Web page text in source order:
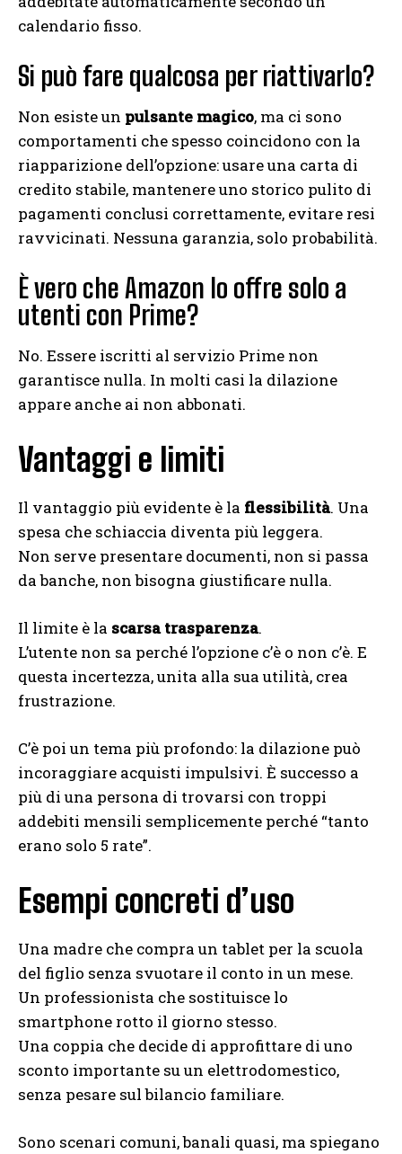
calendario fisso.
Si può fare qualcosa per riattivarlo?
Non esiste un pulsante magico, ma ci sono
comportamenti che spesso coincidono con la
riapparizione dell’opzione: usare una carta di
credito stabile, mantenere uno storico pulito di
pagamenti conclusi correttamente, evitare resi
ravvicinati. Nessuna garanzia, solo probabilità.
È vero che Amazon lo offre solo a
utenti con Prime?
No. Essere iscritti al servizio Prime non
garantisce nulla. In molti casi la dilazione
appare anche ai non abbonati.
Vantaggi e limiti
Il vantaggio più evidente è la flessibilità. Una
spesa che schiaccia diventa più leggera.
Non serve presentare documenti, non si passa
da banche, non bisogna giustificare nulla.
Il limite è la scarsa trasparenza.
L’utente non sa perché l’opzione c’è o non c’è. E
questa incertezza, unita alla sua utilità, crea
frustrazione.
C’è poi un tema più profondo: la dilazione può
incoraggiare acquisti impulsivi. È successo a
più di una persona di trovarsi con troppi
addebiti mensili semplicemente perché “tanto
erano solo 5 rate”.
Esempi concreti d’uso
Una madre che compra un tablet per la scuola
del figlio senza svuotare il conto in un mese.
Un professionista che sostituisce lo
smartphone rotto il giorno stesso.
Una coppia che decide di approfittare di uno
sconto importante su un elettrodomestico,
senza pesare sul bilancio familiare.
Sono scenari comuni, banali quasi, ma spiegano